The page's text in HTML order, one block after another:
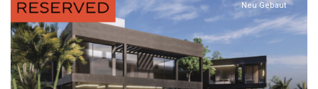
Neu Gebaut